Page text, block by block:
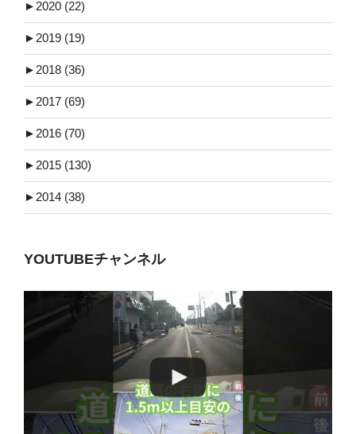
► 2020 (22)
► 2019 (19)
► 2018 (36)
► 2017 (69)
► 2016 (70)
► 2015 (130)
► 2014 (38)
YOUTUBEチャンネル